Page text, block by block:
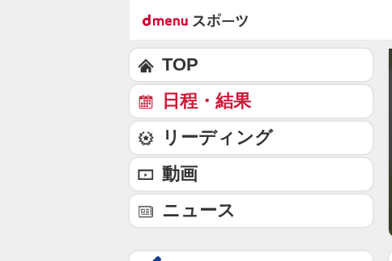
TOP
日程・結果
リーディング
動画
ニュース